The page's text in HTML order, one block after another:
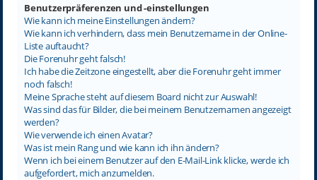
Benutzerpräferenzen und -einstellungen
Wie kann ich meine Einstellungen ändern?
Wie kann ich verhindern, dass mein Benutzername in der Online-
Liste auftaucht?
Die Forenuhr geht falsch!
Ich habe die Zeitzone eingestellt, aber die Forenuhr geht immer
noch falsch!
Meine Sprache steht auf diesem Board nicht zur Auswahl!
Was sind das für Bilder, die bei meinem Benutzernamen angezeigt
werden?
Wie verwende ich einen Avatar?
Was ist mein Rang und wie kann ich ihn ändern?
Wenn ich bei einem Benutzer auf den E-Mail-Link klicke, werde ich
aufgefordert, mich anzumelden.